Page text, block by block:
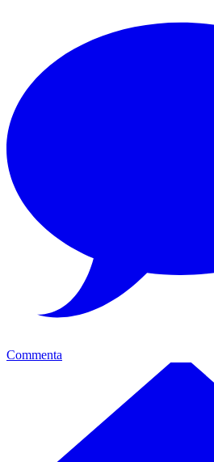
Commenta